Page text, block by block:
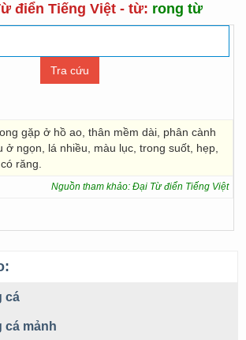
điển Tiếng Việt - từ: rong từ
gặp ở hồ ao, thân mềm dài, phân cành
ở ngọn, lá nhiều, màu lục, trong suốt, hẹp,
răng.
Nguồn tham khảo: Đại Từ điển Tiếng Việt
cá
cá mảnh